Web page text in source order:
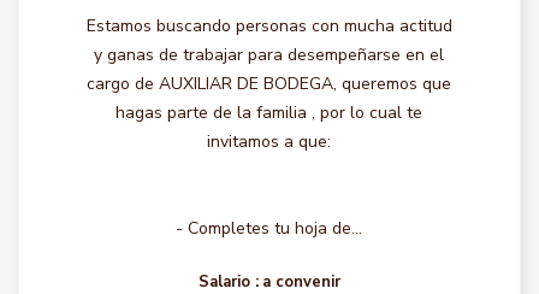
Estamos buscando personas con mucha actitud
y ganas de trabajar para desempeñarse en el
cargo de AUXILIAR DE BODEGA, queremos que
hagas parte de la familia , por lo cual te
invitamos a que:
- Completes tu hoja de...
Salario : a convenir